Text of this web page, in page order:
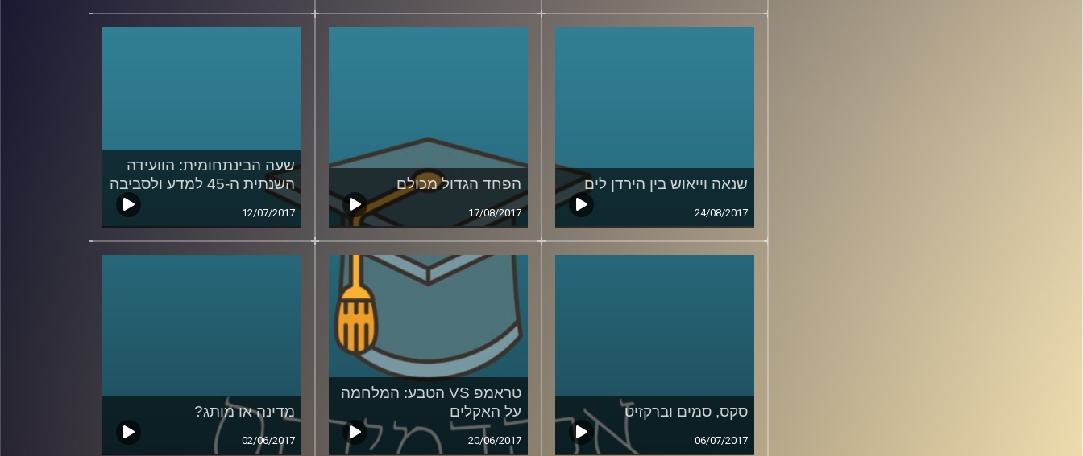
שנאה וייאוש בין הירדן לים
24/08/2017
הפחד הגדול מכולם
17/08/2017
שעה הבינתחומית: הוועידה
השנתית ה-45 למדע ולסביבה
12/07/2017
סקס, סמים וברקזיט
06/07/2017
טראמפ VS הטבע: המלחמה
על האקלים
20/06/2017
מדינה או מותג?
02/06/2017